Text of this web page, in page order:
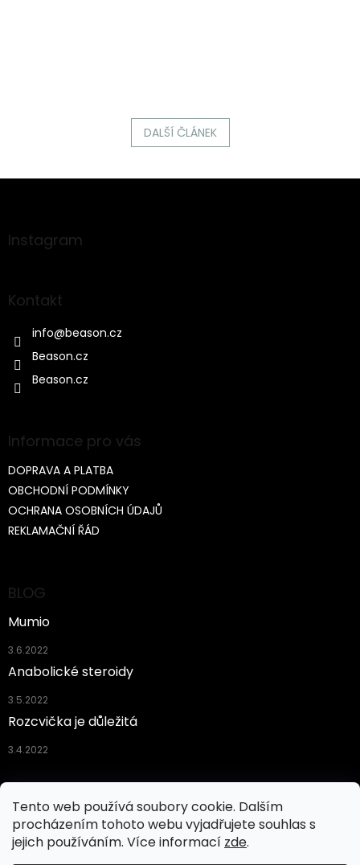
Tento web používá soubory cookie. Dalším
procházením tohoto webu vyjadřujete souhlas s
jejich používáním. Více informací zde.
DALŠÍ ČLÁNEK
aInstagram
Kontakt
info@beason.cz
Beason.cz
Beason.cz
Informace pro vás
DOPRAVA A PLATBA
OBCHODNÍ PODMÍNKY
OCHRANA OSOBNÍCH ÚDAJŮ
REKLAMAČNÍ ŘÁD
BLOG
Mumio
3.6.2022
Anabolické steroidy
3.5.2022
Rozcvička je důležitá
3.4.2022
Facebook